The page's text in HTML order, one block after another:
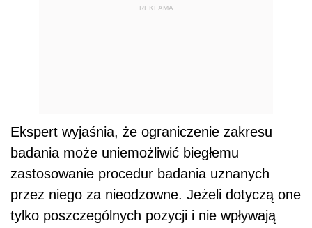
REKLAMA
Ekspert wyjaśnia, że ograniczenie zakresu
badania może uniemożliwić biegłemu
zastosowanie procedur badania uznanych
przez niego za nieodzowne. Jeżeli dotyczą one
tylko poszczególnych pozycji i nie wpływają